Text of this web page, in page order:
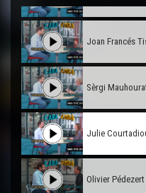
Joan Francés
Sèrgi
Julie
Olivier Pédezert